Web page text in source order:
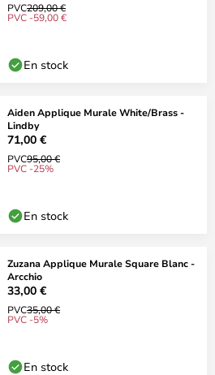
PVC209,00 €
PVC -59,00 €
En stock
Aiden Applique Murale White/Brass -
Lindby
71,00 €
PVC95,00 €
PVC -25%
En stock
Zuzana Applique Murale Square Blanc -
Arcchio
33,00 €
PVC35,00 €
PVC -5%
En stock